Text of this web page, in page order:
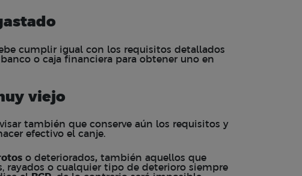
cumplir igual con los requisitos detallados
o caja financiera para obtener uno en
viejo
también que conserve aún los requisitos y
efectivo el canje.
o deteriorados, también aquellos que
rayados o cualquier tipo de deterioro siempre